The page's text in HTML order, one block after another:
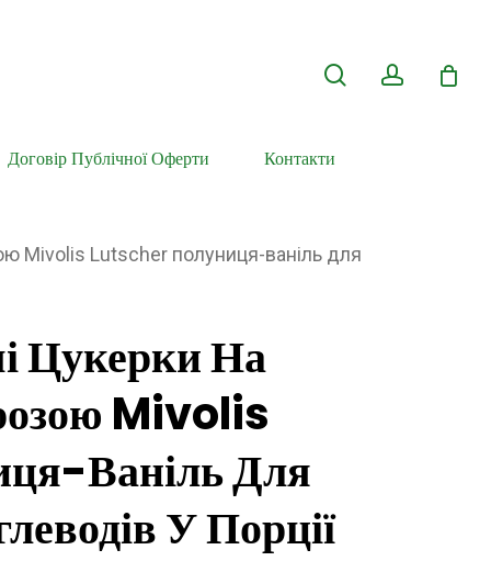
Договір Публічної Оферти Контакти
Mivolis Lutscher полуниця-ваніль для
Цукерки На
Mivolis
Ваніль Для
У Порції